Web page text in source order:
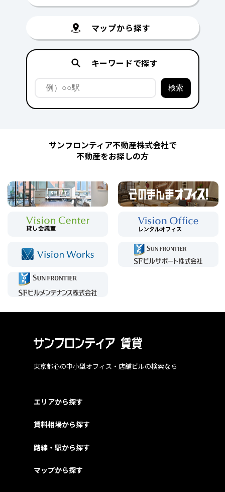
マップから探す
キーワードで探す
サンフロンティア不動産株式会社で
不動産をお探しの方
東京都心の中小型オフィス・店舗ビルの検索なら
エリアから探す
賃料相場から探す
路線・駅から探す
マップから探す